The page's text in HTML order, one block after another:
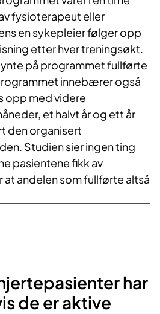
fysioterapeut eller
en sykepleier følger opp
etter hver treningsøkt.
på programmet fullførte
innebærer også
opp med videre
et halvt år og ett år
den organisert
Studien sier ingen ting
pasientene fikk av
andelen som fullførte altså
har
de er aktive